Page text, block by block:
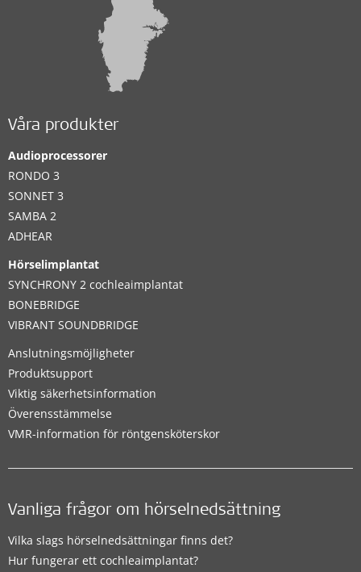
Våra produkter
Audioprocessorer
RONDO 3
SONNET 3
SAMBA 2
ADHEAR
Hörselimplantat
SYNCHRONY 2 cochleaimplantat
BONEBRIDGE
VIBRANT SOUNDBRIDGE
Anslutningsmöjligheter
Produktsupport
Viktig säkerhetsinformation
Överensstämmelse
VMR-information för röntgensköterskor
Vanliga frågor om hörselnedsättning
Vilka slags hörselnedsättningar finns det?
Hur fungerar ett cochleaimplantat?